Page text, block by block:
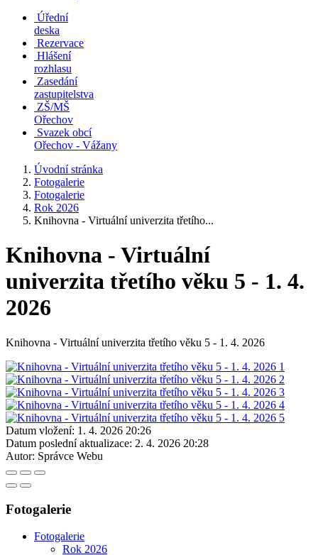
Úřední
deska
Rezervace
Hlášení
rozhlasu
Zasedání
zastupitelstva
ZŠ/MŠ
Ořechov
Svazek obcí
Ořechov - Vážany
Úvodní stránka
Fotogalerie
Fotogalerie
Rok 2026
Knihovna - Virtuální univerzita třetího...
Knihovna - Virtuální
univerzita třetího věku 5 - 1. 4.
2026
Knihovna - Virtuální univerzita třetího věku 5 - 1. 4. 2026
Datum vložení: 1. 4. 2026 20:26
Datum poslední aktualizace: 2. 4. 2026 20:28
Autor: Správce Webu
Fotogalerie
Fotogalerie
Rok 2026